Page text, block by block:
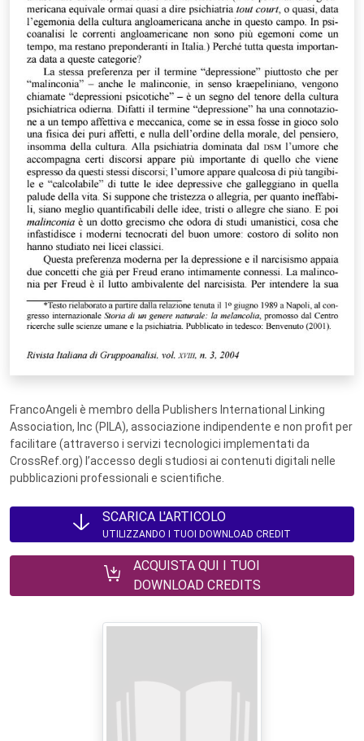
FrancoAngeli è membro della Publishers International Linking
Association, Inc (PILA), associazione indipendente e non profit per
facilitare (attraverso i servizi tecnologici implementati da
CrossRef.org) l’accesso degli studiosi ai contenuti digitali nelle
pubblicazioni professionali e scientifiche.
SCARICA L'ARTICOLO
UTILIZZANDO I TUOI DOWNLOAD CREDIT
ACQUISTA QUI I TUOI
DOWNLOAD CREDITS